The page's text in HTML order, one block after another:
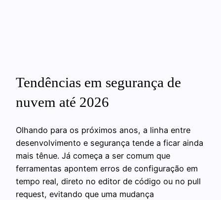
Tendências em segurança de
nuvem até 2026
Olhando para os próximos anos, a linha entre
desenvolvimento e segurança tende a ficar ainda
mais tênue. Já começa a ser comum que
ferramentas apontem erros de configuração em
tempo real, direto no editor de código ou no pull
request, evitando que uma mudança